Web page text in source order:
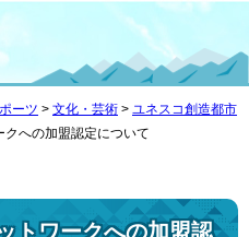
ーツ > 文化・芸術 > ユネスコ創造都市
への加盟認定について
トワークへの加盟認